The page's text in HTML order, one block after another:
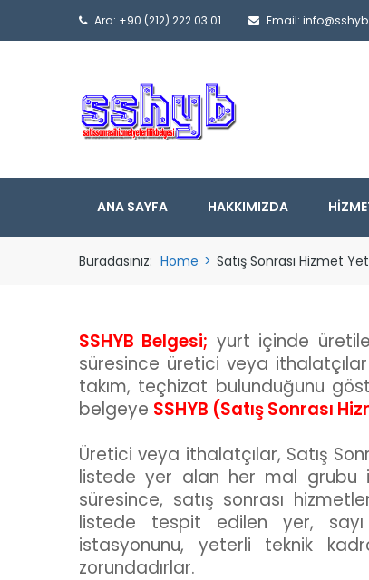
Ara: +90 (212) 222 03 01 Email:
ANA SAYFA HAKKIMIZDA
Buradasınız: Home > Satış Sonrası Hizmet
SSHYB Belgesi; yurt içinde
süresince üretici veya
takım, teçhizat bulunduğunu
belgeye SSHYB (Satış Sonrası
Üretici veya ithalatçılar, Satış
listede yer alan her mal grubu
süresince, satış sonrası
listede tespit edilen yer,
istasyonunu, yeterli teknik
zorundadırlar.